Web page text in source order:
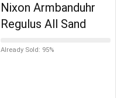
Nixon Armbanduhr
Regulus All Sand
Already Sold: 95%